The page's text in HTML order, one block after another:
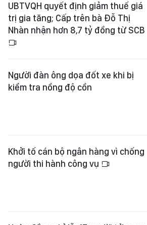
UBTVQH quyết định giảm thuế giá
trị gia tăng; Cấp trên bà Đỗ Thị
Nhàn nhận hơn 8,7 tỷ đồng từ SCB
Người đàn ông dọa đốt xe khi bị
kiểm tra nồng độ cồn
Khởi tố cán bộ ngân hàng vì chống
người thi hành công vụ